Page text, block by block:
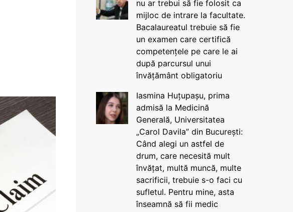
nu ar trebui să fie folosit ca
mijloc de intrare la facultate.
Bacalaureatul trebuie să fie
un examen care certifică
competențele pe care le ai
după parcursul unui
învățământ obligatoriu
Iasmina Huțupașu, prima
admisă la Medicină
Generală, Universitatea
„Carol Davila” din București:
Când alegi un astfel de
drum, care necesită mult
învățat, multă muncă, multe
sacrificii, trebuie s-o faci cu
sufletul. Pentru mine, asta
înseamnă să fii medic